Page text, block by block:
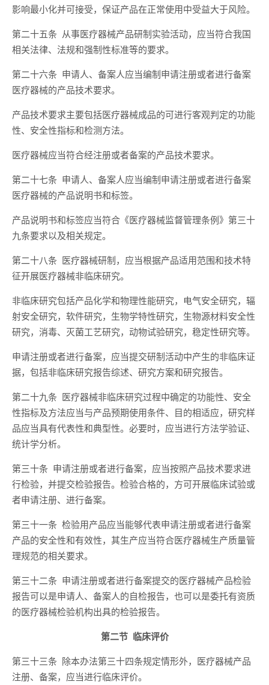
影响最小化并可接受，保证产品在正常使用中受益大于风险。
第二十五条 从事医疗器械产品研制实验活动，应当符合我国
相关法律、法规和强制性标准等的要求。
第二十六条 申请人、备案人应当编制申请注册或者进行备案
医疗器械的产品技术要求。
产品技术要求主要包括医疗器械成品的可进行客观判定的功能
性、安全性指标和检测方法。
医疗器械应当符合经注册或者备案的产品技术要求。
第二十七条 申请人、备案人应当编制申请注册或者进行备案
医疗器械的产品说明书和标签。
产品说明书和标签应当符合《医疗器械监督管理条例》第三十
九条要求以及相关规定。
第二十八条 医疗器械研制，应当根据产品适用范围和技术特
征开展医疗器械非临床研究。
非临床研究包括产品化学和物理性能研究，电气安全研究，辐
射安全研究，软件研究，生物学特性研究，生物源材料安全性
研究，消毒、灭菌工艺研究，动物试验研究，稳定性研究等。
申请注册或者进行备案，应当提交研制活动中产生的非临床证
据，包括非临床研究报告综述、研究方案和研究报告。
第二十九条 医疗器械非临床研究过程中确定的功能性、安全
性指标及方法应当与产品预期使用条件、目的相适应，研究样
品应当具有代表性和典型性。必要时，应当进行方法学验证、
统计学分析。
第三十条 申请注册或者进行备案，应当按照产品技术要求进
行检验，并提交检验报告。检验合格的，方可开展临床试验或
者申请注册、进行备案。
第三十一条 检验用产品应当能够代表申请注册或者进行备案
产品的安全性和有效性，其生产应当符合医疗器械生产质量管
理规范的相关要求。
第三十二条 申请注册或者进行备案提交的医疗器械产品检验
报告可以是申请人、备案人的自检报告，也可以是委托有资质
的医疗器械检验机构出具的检验报告。
第二节 临床评价
第三十三条 除本办法第三十四条规定情形外，医疗器械产品
注册、备案，应当进行临床评价。